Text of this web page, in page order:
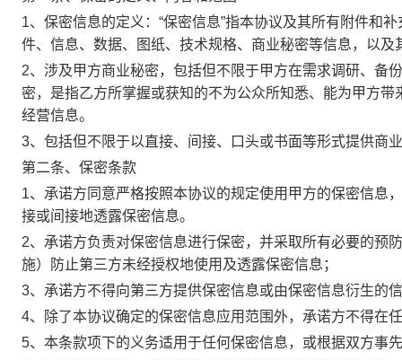
1、保密信息的定义：“保密信息”指本协议及其所有附件和
件、信息、数据、图纸、技术规格、商业秘密等信息，以及
2、涉及甲方商业秘密，包括但不限于甲方在需求调研、备
密，是指乙方所掌握或获知的不为公众所知悉、能为甲方
经营信息。
3、包括但不限于以直接、间接、口头或书面等形式提供商
第二条、保密条款
1、承诺方同意严格按照本协议的规定使用甲方的保密信息
接或间接地透露保密信息。
2、承诺方负责对保密信息进行保密，并采取所有必要的预
施）防止第三方未经授权地使用及透露保密信息；
3、承诺方不得向第三方提供保密信息或由保密信息衍生的
4、除了本协议确定的保密信息应用范围外，承诺方不得在
5、本条款项下的义务适用于任何保密信息，或根据双方事